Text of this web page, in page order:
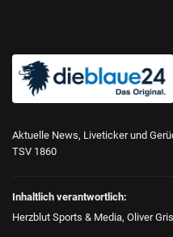
Aktuelle News, Liveticker und
TSV 1860
Inhaltlich verantwortlich:
Herzblut Sports & Media, Oliver